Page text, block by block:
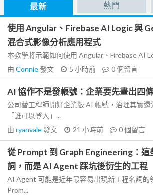
最新 熱門
使用 Angular、Firebase AI Logic 與
混合式影像分析應用程式
本教學將示範如何使用 Angular、Firebase AI
由 Connie發文 5 小時前 0個留言
AI 協作不是發帳號：企業要先畫出四
公司替工程師開好企業版 AI 帳號，治理其實
「誰可以登入」...
由 ryanvale發文 21 小時前 0個留言
從 Prompt 到 Graph Engineering：這
詞，而是 AI Agent 踩坑後衍生的工程
AI Agent 可能是近年最容易出現新工程名詞的
Prom...